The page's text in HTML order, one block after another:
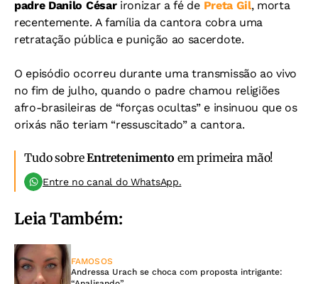
padre Danilo Césarironizar a fé de Preta Gil, morta
recentemente. A família da cantora cobra uma
retratação pública e punição ao sacerdote.
O episódio ocorreu durante uma transmissão ao vivo
no fim de julho, quando o padre chamou religiões
afro-brasileiras de “forças ocultas” e insinuou que os
orixás não teriam “ressuscitado” a cantora.
Tudo sobreEntretenimento em primeira mão!
Entre no canal do WhatsApp.
Leia Também:
FAMOSOS
Andressa Urach se choca com proposta intrigante: